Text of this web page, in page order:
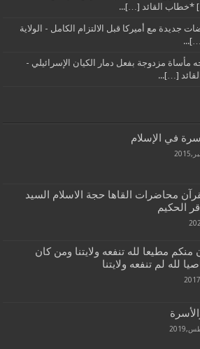
[…] *خطاب القائد […]...
جديدة مع أميركا قبل الالتزام الكامل - الولاية
مأساة مزدوجة بفعل دمار الكيان الإسرائيلي -
[…]...
في الإسلام
محاضرات القاها حجة الاسلام السيد
الحكيم
مطيعا لله تنفعه ولايتنا ومن كان
لله لم تنفعه ولايتنا